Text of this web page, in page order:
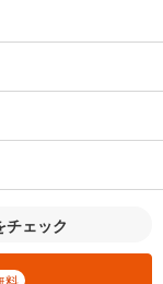
ェック